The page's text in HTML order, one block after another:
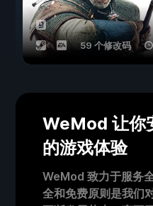
59 个修改码
WeMod 让你
的游戏体验
WeMod 致力于服务
全和免费原则是我们